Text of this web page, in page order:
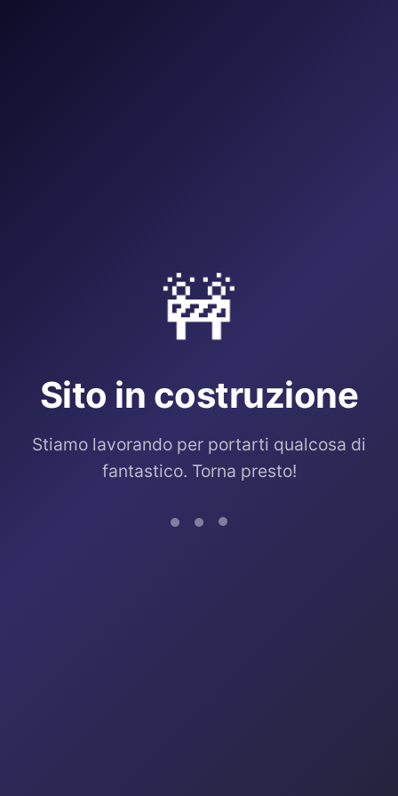
🚧
Sito in costruzione
Stiamo lavorando per portarti qualcosa di
fantastico. Torna presto!